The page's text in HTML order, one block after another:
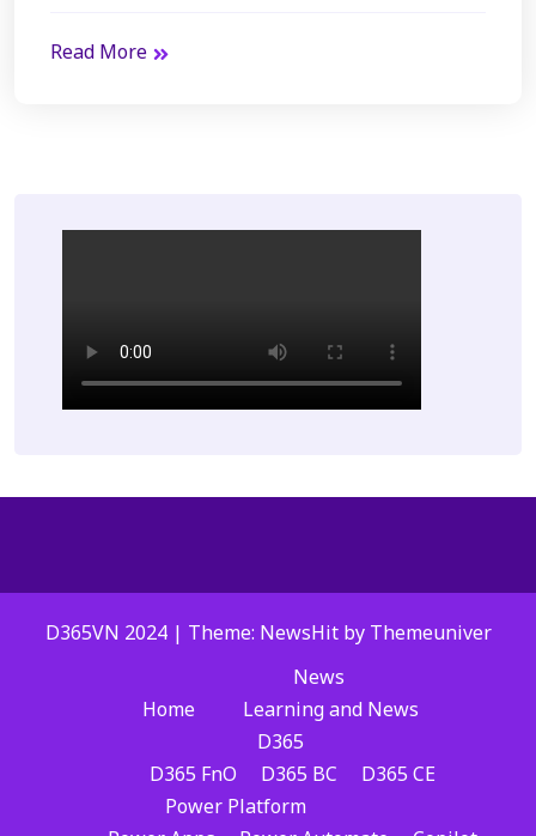
Read More
D365VN 2024 | Theme: NewsHit by Themeuniver
Home
News
Learning and News
D365
D365 FnO
D365 BC
D365 CE
Power Platform